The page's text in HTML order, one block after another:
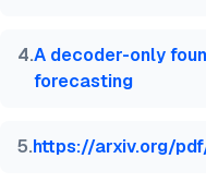
4.A decoder-only
forecasting
5.https://arxiv.org/